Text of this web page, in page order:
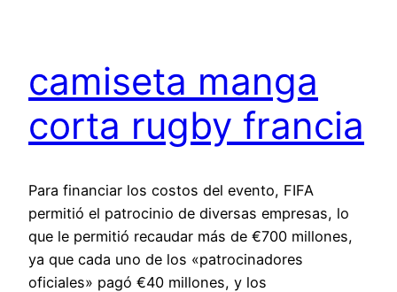
camiseta manga
corta rugby francia
Para financiar los costos del evento, FIFA
permitió el patrocinio de diversas empresas, lo
que le permitió recaudar más de €700 millones,
ya que cada uno de los «patrocinadores
oficiales» pagó €40 millones, y los